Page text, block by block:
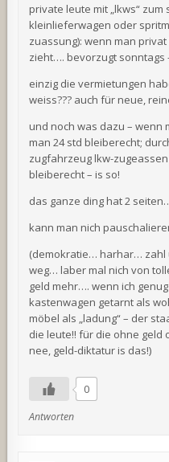
private leute mit „lkws“
kleinlieferwagen oder
zuassung): wenn man
zieht…. bevorzugt
einzig die vermietungen
weiss??? auch für neue,
und noch was dazu –
man 24 std bleiberecht;
zugfahrzeug lkw-
bleiberecht – is so!
das ganze ding hat 2
kann man nich
(demokratie… harhar… zahl
weg… laber mal nich von
geld mehr…. wenn ich
kastenwagen getarnt als
möbel als „ladung“ – der
die leute!! für die ohne geld
nee, geld-diktatur is das!)
0
Antworten